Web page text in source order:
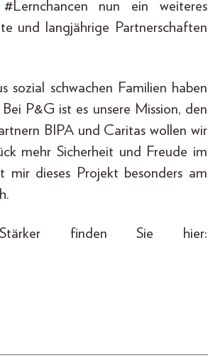
nun ein weiteres
und langjährige Partnerschaften
sozial schwachen Familien haben
P&G ist es unsere Mission, den
BIPA und Caritas wollen wir
mehr Sicherheit und Freude im
mir dieses Projekt besonders am
finden Sie hier: